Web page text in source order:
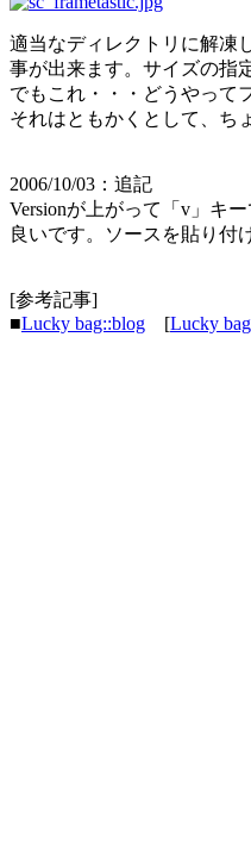
適当なディレクトリに解凍
事が出来ます。サイズの指
でもこれ・・・どうやって
それはともかくとして、ち
2006/10/03：追記
Versionが上がって「v」キ
良いです。ソースを貼り付
[参考記事]
■Lucky bag::blog [Lucky